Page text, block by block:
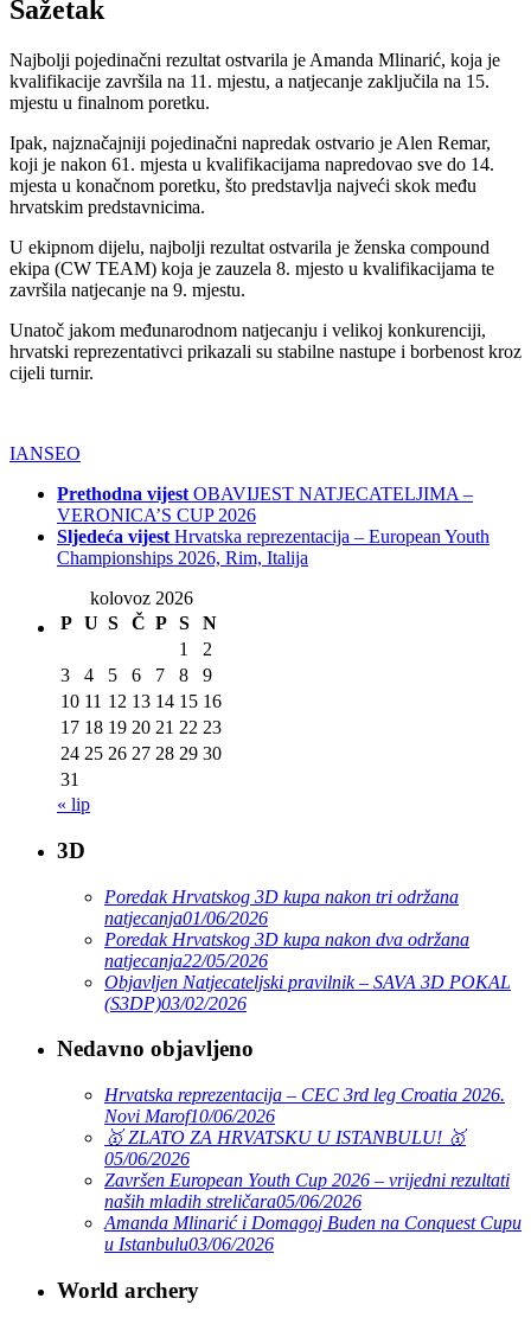
Sažetak
Najbolji pojedinačni rezultat ostvarila je Amanda Mlinarić, koja je
kvalifikacije završila na 11. mjestu, a natjecanje zaključila na 15.
mjestu u finalnom poretku.
Ipak, najznačajniji pojedinačni napredak ostvario je Alen Remar,
koji je nakon 61. mjesta u kvalifikacijama napredovao sve do 14.
mjesta u konačnom poretku, što predstavlja najveći skok među
hrvatskim predstavnicima.
U ekipnom dijelu, najbolji rezultat ostvarila je ženska compound
ekipa (CW TEAM) koja je zauzela 8. mjesto u kvalifikacijama te
završila natjecanje na 9. mjestu.
Unatoč jakom međunarodnom natjecanju i velikoj konkurenciji,
hrvatski reprezentativci prikazali su stabilne nastupe i borbenost kroz
cijeli turnir.
IANSEO
Prethodna vijest OBAVIJEST NATJECATELJIMA –
VERONICA’S CUP 2026
Sljedeća vijest Hrvatska reprezentacija – European Youth
Championships 2026, Rim, Italija
kolovoz 2026
P U S Č P S
N
1
2
3
4 5 6 7 8
9
10 11 12 13 14 15 16
17 18 19 20 21 22 23
24 25 26 27 28 29 30
31
« lip
3D
Poredak Hrvatskog 3D kupa nakon tri održana
natjecanja01/06/2026
Poredak Hrvatskog 3D kupa nakon dva održana
natjecanja22/05/2026
Objavljen Natjecateljski pravilnik – SAVA 3D POKAL
(S3DP)03/02/2026
Nedavno objavljeno
Hrvatska reprezentacija – CEC 3rd leg Croatia 2026.
Novi Marof10/06/2026
🥇 ZLATO ZA HRVATSKU U ISTANBULU! 🥇
05/06/2026
Završen European Youth Cup 2026 – vrijedni rezultati
naših mladih streličara05/06/2026
Amanda Mlinarić i Domagoj Buden na Conquest Cupu
u Istanbulu03/06/2026
World archery